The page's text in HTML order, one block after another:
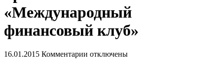
«Международный
финансовый клуб»
16.01.2015 Комментарии отключены